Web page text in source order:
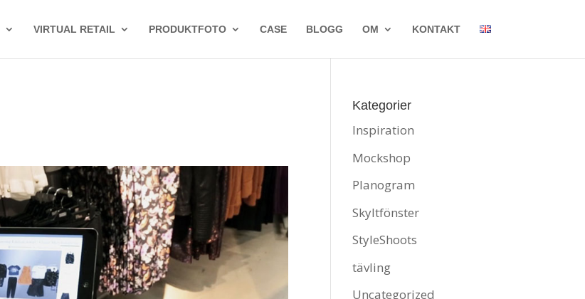
VIRTUAL RETAIL PRODUKTFOTO CASE BLOGG OM KONTAKT
Kategorier
Inspiration
Mockshop
Planogram
Skyltfönster
StyleShoots
tävling
Uncategorized